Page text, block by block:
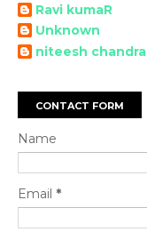
Ravi kumaR
Unknown
niteesh chandra
CONTACT FORM
Name
Email *